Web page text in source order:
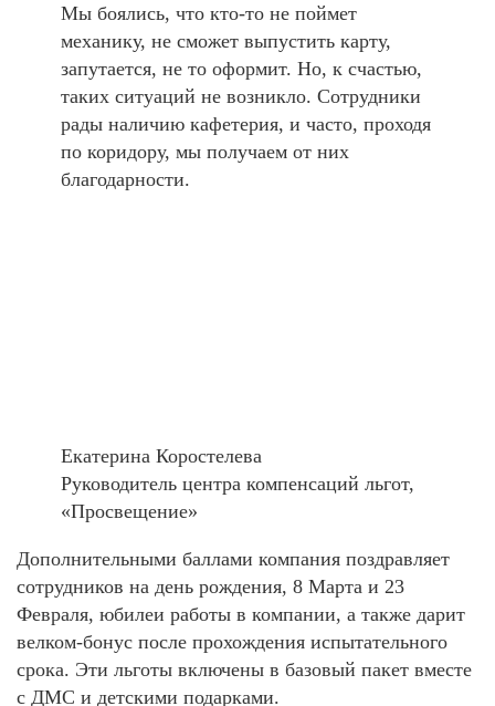
Мы боялись, что кто-то не поймет
механику, не сможет выпустить карту,
запутается, не то оформит. Но, к счастью,
таких ситуаций не возникло. Сотрудники
рады наличию кафетерия, и часто, проходя
по коридору, мы получаем от них
благодарности.
Екатерина Коростелева
Руководитель центра компенсаций льгот,
«Просвещение»
Дополнительными баллами компания поздравляет
сотрудников на день рождения, 8 Марта и 23
Февраля, юбилеи работы в компании, а также дарит
велком-бонус после прохождения испытательного
срока. Эти льготы включены в базовый пакет вместе
с ДМС и детскими подарками.